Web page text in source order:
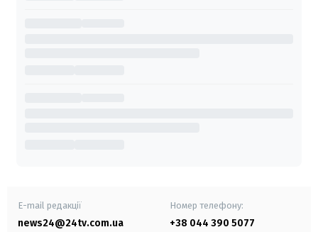
E-mail редакції
news24@24tv.com.ua
Номер телефону:
+38 044 390 5077